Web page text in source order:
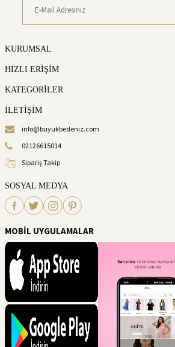
KURUMSAL
HIZLI ERİŞİM
KATEGORİLER
İLETİŞİM
info@buyukbedeniz.com
02126615014
Sipariş Takip
SOSYAL MEDYA
MOBİL UYGULAMALAR